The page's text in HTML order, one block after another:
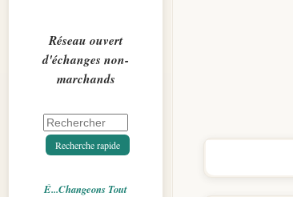
Réseau ouvert
d'échanges non-
marchands
É...Changeons Tout